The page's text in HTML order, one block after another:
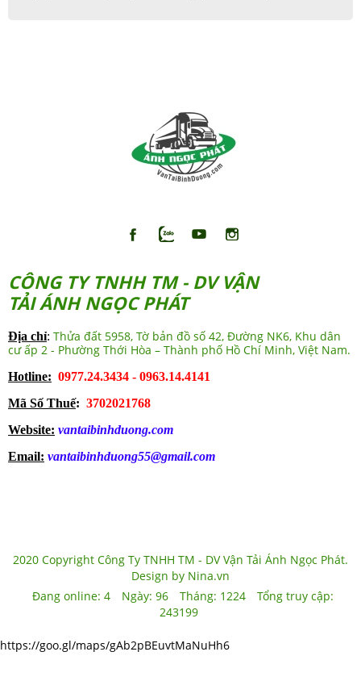
CÔNG TY TNHH TM - DV VẬN
TẢI ÁNH NGỌC PHÁT
Địa chỉ: Thửa đất 5958, Tờ bản đồ số 42, Đường NK6, Khu dân
cư ấp 2 - Phường Thới Hòa – Thành phố Hồ Chí Minh, Việt Nam.
Hotline: 0977.24.3434 - 0963.14.4141
Mã Số Thuế: 3702021768
Website: vantaibinhduong.com
Email: vantaibinhduong55@gmail.com
2020 Copyright Công Ty TNHH TM - DV Vận Tải Ánh Ngọc Phát.
Design by Nina.vn
Đang online: 4 Ngày: 96 Tháng: 1224
Tổng truy cập:
243199
https://goo.gl/maps/gAb2pBEuvtMaNuHh6